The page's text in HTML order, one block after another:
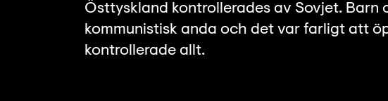
Östtyskland kontrollerades av Sovjet. Barn
kommunistisk anda och det var farligt att
kontrollerade allt.